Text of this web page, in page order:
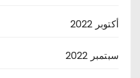
أكتوبر 2022
سبتمبر 2022